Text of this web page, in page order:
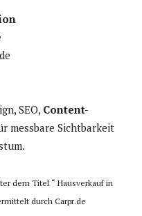
SEO, Content-
messbare Sichtbarkeit
dem Titel “ Hausverkauf in
durch Carpr.de